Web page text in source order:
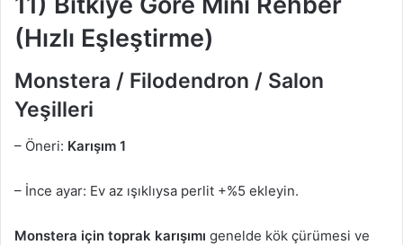
(Hızlı Eşleştirme)
Monstera / Filodendron / Salon
Yeşilleri
– Öneri: Karışım 1
– İnce ayar: Ev az ışıklıysa perlit +%5 ekleyin.
Monstera için toprak karışımı genelde kök çürümesi ve